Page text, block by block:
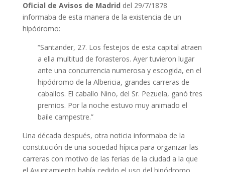
Oficial de Avisos de Madrid del 29/7/1878
informaba de esta manera de la existencia de un
hipódromo:
“Santander, 27. Los festejos de esta capital atraen
a ella multitud de forasteros. Ayer tuvieron lugar
ante una concurrencia numerosa y escogida, en el
hipódromo de la Albericia, grandes carreras de
caballos. El caballo Nino, del Sr. Pezuela, ganó tres
premios. Por la noche estuvo muy animado el
baile campestre.”
Una década después, otra noticia informaba de la
constitución de una sociedad hípica para organizar las
carreras con motivo de las ferias de la ciudad a la que